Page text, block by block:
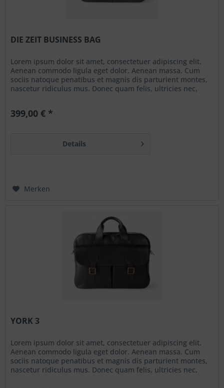
DIE ZEIT BUSINESS BAG
Lorem ipsum dolor sit amet, consectetuer adipiscing elit.
Aenean commodo ligula eget dolor. Aenean massa. Cum
sociis natoque penatibus et magnis dis parturient montes,
nascetur ridiculus mus. Donec quam felis, ultricies nec,
vulputate eget, arcu. In enim justo,...
399,00 € *
Details
Merken
YORK 3
Lorem ipsum dolor sit amet, consectetuer adipiscing elit.
Aenean commodo ligula eget dolor. Aenean massa. Cum
sociis natoque penatibus et magnis dis parturient montes,
nascetur ridiculus mus. Donec quam felis, ultricies nec,